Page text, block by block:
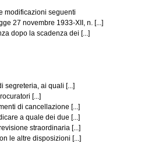
modificazioni seguenti
27 novembre 1933-XII, n. [...]
dopo la scadenza dei [...]
segreteria, ai quali [...]
[...]
di cancellazione [...]
a quale dei due [...]
straordinaria [...]
le altre disposizioni [...]